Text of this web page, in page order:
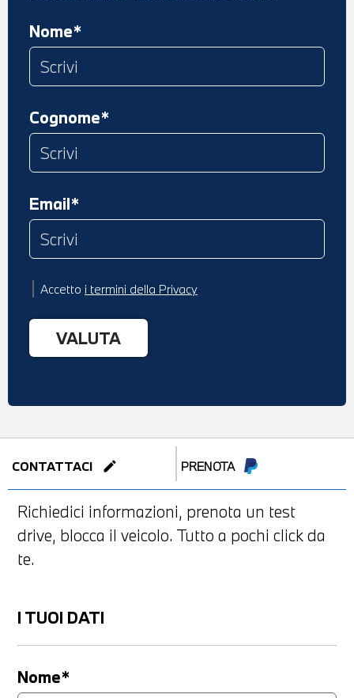
Nome*
Cognome*
Email*
Accetto i termini della Privacy
CONTATTACI edit PRENOTA
Richiedici informazioni, prenota un test
drive, blocca il veicolo. Tutto a pochi click da
te.
I TUOI DATI
Nome*